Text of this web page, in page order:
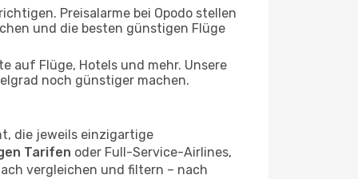
Preisalarme bei Opodo stellen
und die besten günstigen Flüge
auf Flüge, Hotels und mehr. Unsere
noch günstiger machen.
die jeweils einzigartige
Tarifen oder Full-Service-Airlines,
vergleichen und filtern – nach